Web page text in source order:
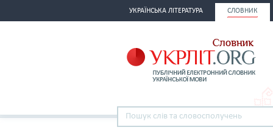
УКРАЇНСЬКА ЛІТЕРАТУРА СЛОВНИК